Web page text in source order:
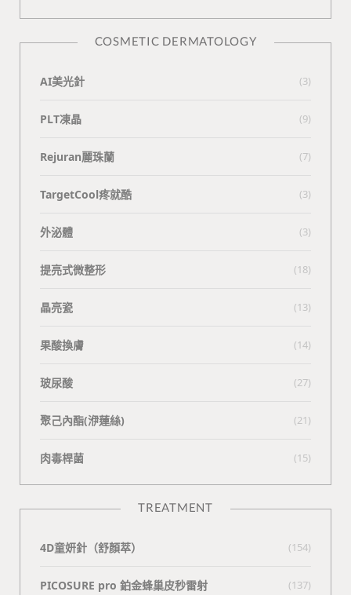
COSMETIC DERMATOLOGY
AI美光針 (3)
PLT凍晶 (9)
Rejuran麗珠蘭 (7)
TargetCool疼就酷 (3)
外泌體 (3)
提亮式微整形 (18)
晶亮瓷 (13)
果酸換膚 (14)
玻尿酸 (27)
聚己內酯(洢蓮絲) (21)
肉毒桿菌 (15)
TREATMENT
4D童妍針（舒顏萃） (154)
PICOSURE pro 鉑金蜂巢皮秒雷射 (137)